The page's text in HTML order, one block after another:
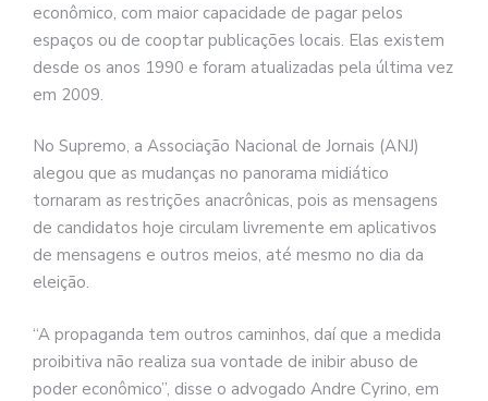
econômico, com maior capacidade de pagar pelos
espaços ou de cooptar publicações locais. Elas existem
desde os anos 1990 e foram atualizadas pela última vez
em 2009.
No Supremo, a Associação Nacional de Jornais (ANJ)
alegou que as mudanças no panorama midiático
tornaram as restrições anacrônicas, pois as mensagens
de candidatos hoje circulam livremente em aplicativos
de mensagens e outros meios, até mesmo no dia da
eleição.
“A propaganda tem outros caminhos, daí que a medida
proibitiva não realiza sua vontade de inibir abuso de
poder econômico”, disse o advogado Andre Cyrino, em